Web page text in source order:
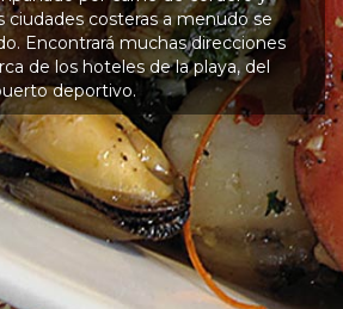
ciudades costeras a menudo se
Encontrará muchas direcciones
de los hoteles de la playa, del
deportivo.